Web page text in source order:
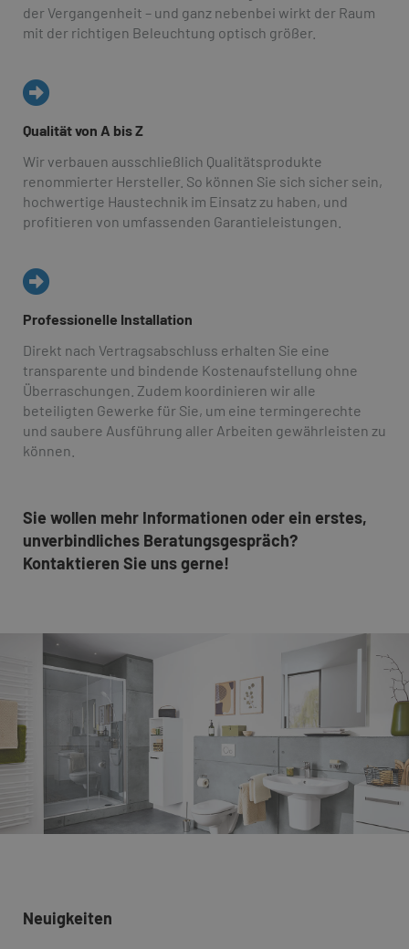
der Vergangenheit – und ganz nebenbei wirkt der Raum
mit der richtigen Beleuchtung optisch größer.
Qualität von A bis Z
Wir verbauen ausschließlich Qualitätsprodukte
renommierter Hersteller. So können Sie sich sicher sein,
hochwertige Haustechnik im Einsatz zu haben, und
profitieren von umfassenden Garantieleistungen.
Professionelle Installation
Direkt nach Vertragsabschluss erhalten Sie eine
transparente und bindende Kostenaufstellung ohne
Überraschungen. Zudem koordinieren wir alle
beteiligten Gewerke für Sie, um eine termingerechte
und saubere Ausführung aller Arbeiten gewährleisten zu
können.
Sie wollen mehr Informationen oder ein erstes,
unverbindliches Beratungsgespräch?
Kontaktieren Sie uns gerne!
Neuigkeiten